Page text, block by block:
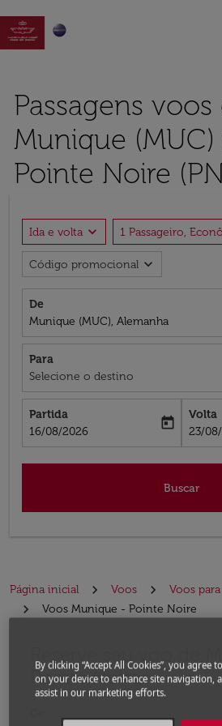

Passagens voos
Munique (MUC)
Pointe Noire
Ida e volta expand_more 1 Passageiro,
Código promocional expand_more
De
Munique (MUC), Alemanha
Para
Selecione o destino
Partida
fc-booking-departure-date-aria-label
16/08/2026
today
Volta
fc-
23/
Buscar
Página inicial Voos
Voos
Voos Munique - Pointe Noire
Reserve seu voo de
Pointe Noire
By clicking “Accept All Cookies”, you agree
on your device to enhance site navigation,
assist in our marketing efforts.